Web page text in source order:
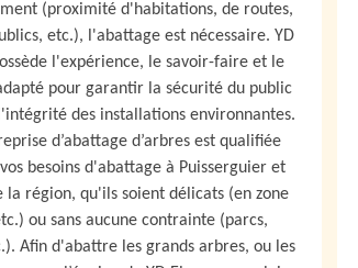
(proximité d'habitations, de routes,
etc.), l'abattage est nécessaire. YD
l'expérience, le savoir-faire et le
pour garantir la sécurité du public
des installations environnantes.
d’abattage d’arbres est qualifiée
besoins d'abattage à Puisserguier et
la région, qu'ils soient délicats (en zone
ou sans aucune contrainte (parcs,
Afin d'abattre les grands arbres, ou les